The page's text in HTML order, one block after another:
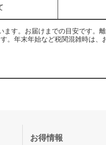
す。お届けまでの目安です。
。年末年始など税関混雑時は、
お得情報